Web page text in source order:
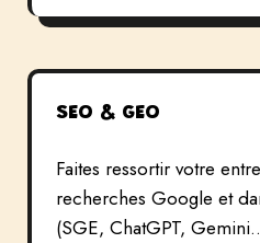
SEO & GEO
Faites ressortir votre
recherches Google et
(SGE, ChatGPT,